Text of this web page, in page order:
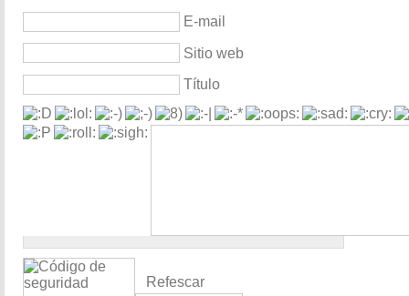
E-mail
Sitio web
Título
Refescar